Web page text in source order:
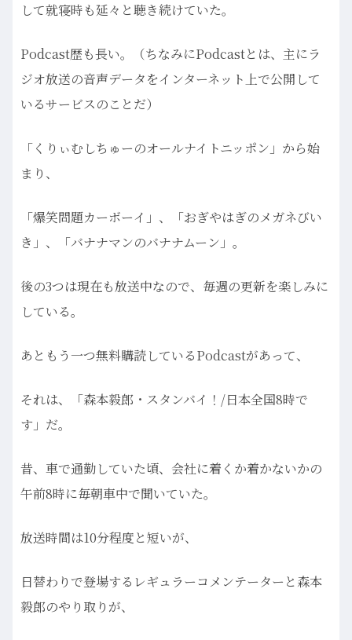
して就寝時も延々と聴き続けていた。
Podcast歴も長い。（ちなみにPodcastとは、主にラ
ジオ放送の音声データをインターネット上で公開して
いるサービスのことだ）
「くりぃむしちゅーのオールナイトニッポン」から始
まり、
「爆笑問題カーボーイ」、「おぎやはぎのメガネびい
き」、「バナナマンのバナナムーン」。
後の3つは現在も放送中なので、毎週の更新を楽しみに
している。
あともう一つ無料購読しているPodcastがあって、
それは、「森本毅郎・スタンバイ！/日本全国8時で
す」だ。
昔、車で通勤していた頃、会社に着くか着かないかの
午前8時に毎朝車中で聞いていた。
放送時間は10分程度と短いが、
日替わりで登場するレギュラーコメンテーターと森本
毅郎のやり取りが、